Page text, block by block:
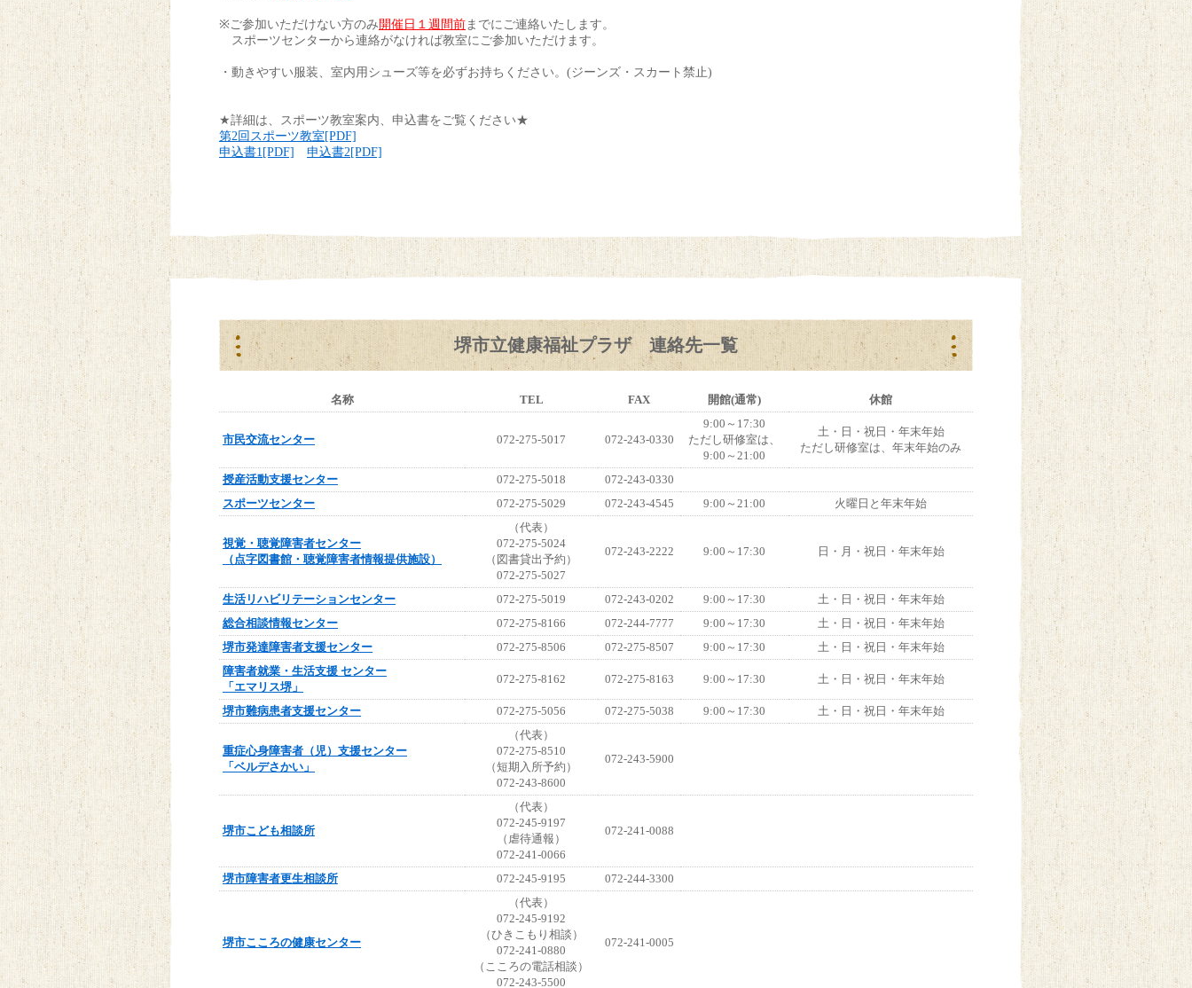
※ご参加いただけない方のみ開催日１週間前までにご連絡いたします。
スポーツセンターから連絡がなければ教室にご参加いただけます。
・動きやすい服装、室内用シューズ等を必ずお持ちください。(ジーンズ・スカート禁止)
★詳細は、スポーツ教室案内、申込書をご覧ください★
第2回スポーツ教室[PDF]
申込書1[PDF]
申込書2[PDF]
堺市立健康福祉プラザ 連絡先一覧
名称 TEL FAX 開館(通常) 休館
市民交流センター 072-275-5017 072-243-0330
9:00～17:30
ただし研修室は、
9:00～21:00
土・日・祝日・年末年始
ただし研修室は、年末年始のみ
授産活動支援センター 072-275-5018
072-243-0330
スポーツセンター
072-275-5029 072-243-4545 9:00～21:00 火曜日と年末年始
視覚・聴覚障害者センター
（点字図書館・聴覚障害者情報提供施設）
（代表）
072-275-5024
（図書貸出予約）
072-275-5027
072-243-2222 9:00～17:30 日・月・祝日・年末年始
生活リハビリテーションセンター 072-275-5019 072-243-0202 9:00～17:30
土・日・祝日・年末年始
総合相談情報センター
072-275-8166 072-244-7777 9:00～17:30
土・日・祝日・年末年始
堺市発達障害者支援センター
072-275-8506 072-275-8507 9:00～17:30
土・日・祝日・年末年始
障害者就業・生活支援 センター
「エマリス堺」
072-275-8162 072-275-8163 9:00～17:30 土・日・祝日・年末年始
堺市難病患者支援センター 072-275-5056 072-275-5038 9:00～17:30 土・日・祝日・年末年始
重症心身障害者（児）支援センター
「ベルデさかい」
（代表）
072-275-8510
（短期入所予約）
072-243-8600
072-243-5900
堺市こども相談所
（代表）
072-245-9197
（虐待通報）
072-241-0066
072-241-0088
堺市障害者更生相談所 072-245-9195 072-244-3300
堺市こころの健康センター
（代表）
072-245-9192
（ひきこもり相談）
072-241-0880
（こころの電話相談）
072-243-5500
072-241-0005